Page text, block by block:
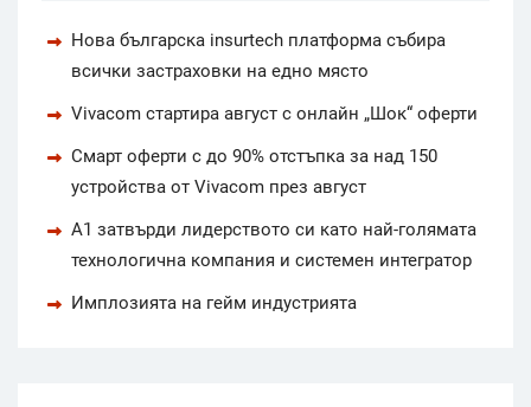
Нова българска insurtech платформа събира
всички застраховки на едно място
Vivacom стартира август с онлайн „Шок“ оферти
Смарт оферти с до 90% отстъпка за над 150
устройства от Vivacom през август
А1 затвърди лидерството си като най-голямата
технологична компания и системен интегратор
Имплозията на гейм индустрията